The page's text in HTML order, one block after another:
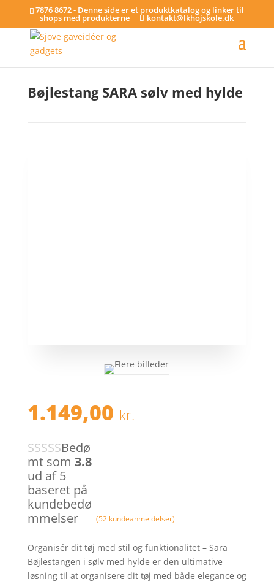
7876 8672 - Denne side er et produktkatalog og linker til
shops med produkterne kontakt@lkhojskole.dk
Bøjlestang SARA sølv med hylde
1.149,00 kr.
Bedø
mt som 3.8
ud af 5
baseret på
kundebedø
mmelser
(52kundeanmeldelser)
Organisér dit tøj med stil og funktionalitet – Sara
Bøjlestangen i sølv med hylde er den ultimative
løsning til at organisere dit tøj med både elegance og